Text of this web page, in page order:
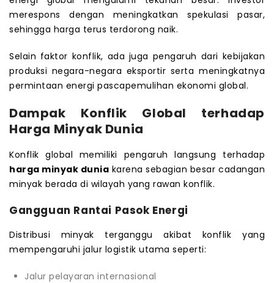
merespons dengan meningkatkan spekulasi pasar,
sehingga harga terus terdorong naik.
Selain faktor konflik, ada juga pengaruh dari kebijakan
produksi negara-negara eksportir serta meningkatnya
permintaan energi pascapemulihan ekonomi global.
Dampak Konflik Global terhadap
Harga Minyak Dunia
Konflik global memiliki pengaruh langsung terhadap
harga minyak dunia karena sebagian besar cadangan
minyak berada di wilayah yang rawan konflik.
Gangguan Rantai Pasok Energi
Distribusi minyak terganggu akibat konflik yang
mempengaruhi jalur logistik utama seperti:
Jalur pelayaran internasional